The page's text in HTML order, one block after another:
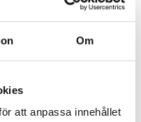
Om
att anpassa innehållet
i framtidens
samt hyras
av att bygga nya